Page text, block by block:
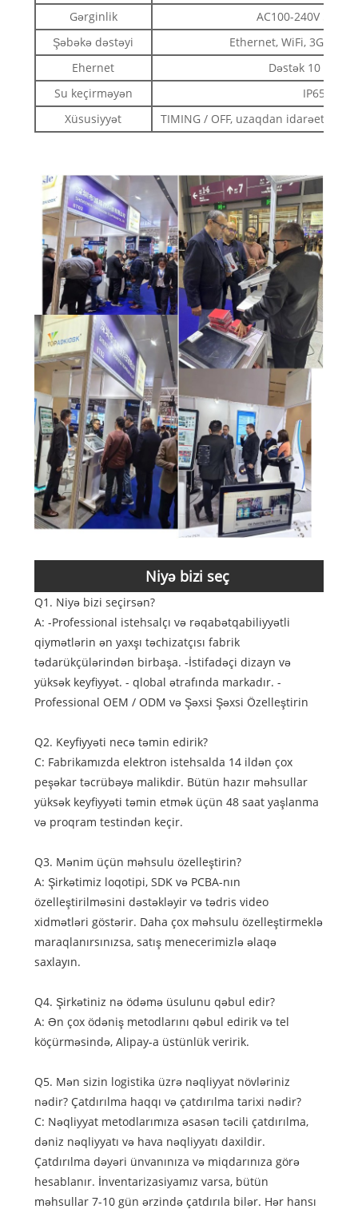
Gərginlik
AC100-240V 50 /
Şəbəkə dəstəyi
Ethernet, WiFi, 3G / 4G
Ehernet
Dəstək 10 /
Su keçirməyən
IP65
Xüsusiyyət
TIMING / OFF, uzaqdan idarəetmə,
Niyə bizi seç
Q1. Niyə bizi seçirsən?
A: -Professional istehsalçı və rəqabətqabiliyyətli
qiymətlərin ən yaxşı təchizatçısı fabrik
tədarükçülərindən birbaşa. -İstifadəçi dizayn və
yüksək keyfiyyət. - qlobal ətrafında markadır. -
Professional OEM / ODM və Şəxsi Şəxsi Özelleştirin
Q2. Keyfiyyəti necə təmin edirik?
C: Fabrikamızda elektron istehsalda 14 ildən çox
peşəkar təcrübəyə malikdir. Bütün hazır məhsullar
yüksək keyfiyyəti təmin etmək üçün 48 saat yaşlanma
və proqram testindən keçir.
Q3. Mənim üçün məhsulu özelleştirin?
A: Şirkətimiz loqotipi, SDK və PCBA-nın
özelleştirilməsini dəstəkləyir və tədris video
xidmətləri göstərir. Daha çox məhsulu özelleştirmeklə
maraqlanırsınızsa, satış menecerimizlə əlaqə
saxlayın.
Q4. Şirkətiniz nə ödəmə üsulunu qəbul edir?
A: Ən çox ödəniş metodlarını qəbul edirik və tel
köçürməsində, Alipay-a üstünlük veririk.
Q5. Mən sizin logistika üzrə nəqliyyat növləriniz
nədir? Çatdırılma haqqı və çatdırılma tarixi nədir?
C: Nəqliyyat metodlarımıza əsasən təcili çatdırılma,
dəniz nəqliyyatı və hava nəqliyyatı daxildir.
Çatdırılma dəyəri ünvanınıza və miqdarınıza görə
hesablanır. İnventarizasiyamız varsa, bütün
məhsullar 7-10 gün ərzində çatdırıla bilər. Hər hansı